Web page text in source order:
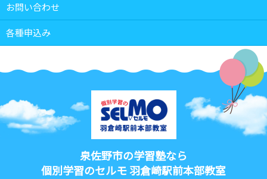
お問い合わせ
各種申込み
泉佐野市の学習塾なら
個別学習のセルモ 羽倉崎駅前本部教室